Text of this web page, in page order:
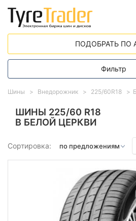
ШИНЫ 225/60 R18
В БЕЛОЙ ЦЕРКВИ
Сортировка:
Шины Внедорожник 225/60R18
ПОДОБРАТЬ ПО
Фильтр
Диапазон цен
от